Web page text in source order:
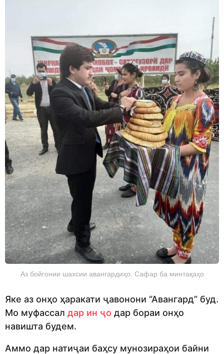
Аз бойгонии шахсии авангардиҳо. Сафар ба минтақаҳо
Яке аз онҳо ҳаракати ҷавонони “Авангард” буд.
Мо муфассал дар ин ҷо дар бораи онҳо
навишта будем.
Аммо дар натиҷаи баҳсу мунозираҳои байни